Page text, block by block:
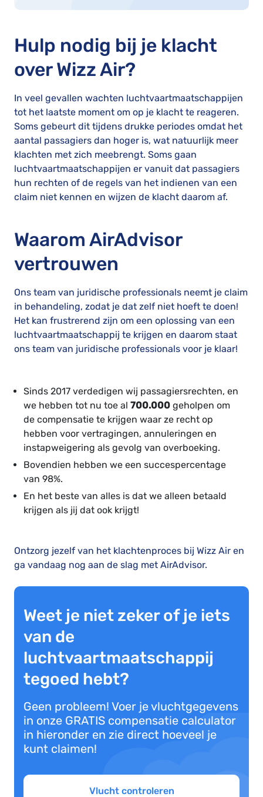
Hulp nodig bij je klacht
over Wizz Air?
In veel gevallen wachten luchtvaartmaatschappijen
tot het laatste moment om op je klacht te reageren.
Soms gebeurt dit tijdens drukke periodes omdat het
aantal passagiers dan hoger is, wat natuurlijk meer
klachten met zich meebrengt. Soms gaan
luchtvaartmaatschappijen er vanuit dat passagiers
hun rechten of de regels van het indienen van een
claim niet kennen en wijzen de klacht daarom af.
Waarom AirAdvisor
vertrouwen
Ons team van juridische professionals neemt je claim
in behandeling, zodat je dat zelf niet hoeft te doen!
Het kan frustrerend zijn om een oplossing van een
luchtvaartmaatschappij te krijgen en daarom staat
ons team van juridische professionals voor je klaar!
Sinds 2017 verdedigen wij passagiersrechten, en
we hebben tot nu toe al 700.000 geholpen om
de compensatie te krijgen waar ze recht op
hebben voor vertragingen, annuleringen en
instapweigering als gevolg van overboeking.
Bovendien hebben we een succespercentage
van 98%.
En het beste van alles is dat we alleen betaald
krijgen als jij dat ook krijgt!
Ontzorg jezelf van het klachtenproces bij Wizz Air en
ga vandaag nog aan de slag met AirAdvisor.
Weet je niet zeker of je iets
van de
luchtvaartmaatschappij
tegoed hebt?
Geen probleem! Voer je vluchtgegevens
in onze GRATIS compensatie calculator
in hieronder en zie direct hoeveel je
kunt claimen!
Vlucht controleren